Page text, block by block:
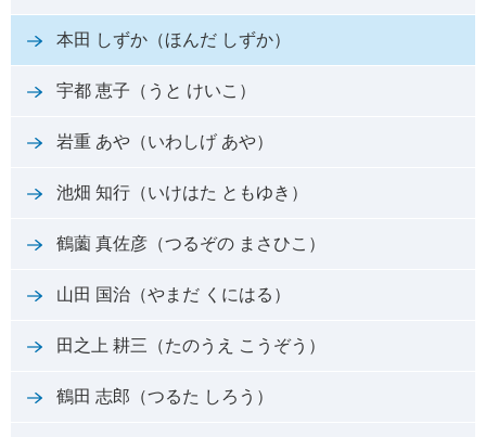
本田 しずか（ほんだ しずか）
宇都 恵子（うと けいこ）
岩重 あや（いわしげ あや）
池畑 知行（いけはた ともゆき）
鶴薗 真佐彦（つるぞの まさひこ）
山田 国治（やまだ くにはる）
田之上 耕三（たのうえ こうぞう）
鶴田 志郎（つるた しろう）